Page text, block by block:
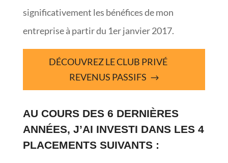
significativement les bénéfices de mon
entreprise à partir du 1er janvier 2017.
DÉCOUVREZ LE CLUB PRIVÉ
REVENUS PASSIFS
AU COURS DES 6 DERNIÈRES
ANNÉES, J’AI INVESTI DANS LES 4
PLACEMENTS SUIVANTS :